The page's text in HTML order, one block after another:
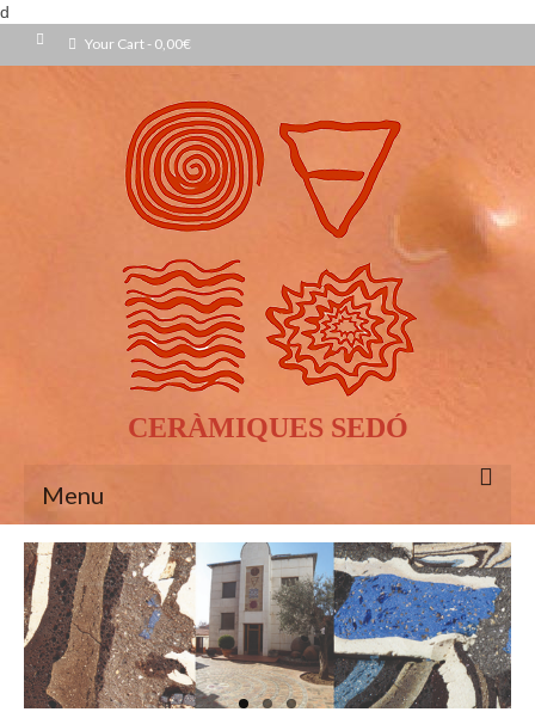
d
Your Cart - 0,00€
CERÀMIQUES SEDÓ
Menu
INICI
QUI SOM
GALERIA D’IMATGES
ACTUALITAT